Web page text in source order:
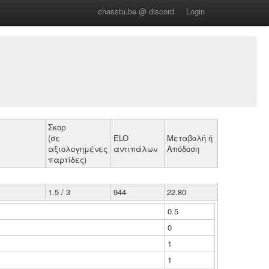
chesstu.be @ discord Login
Σκορ
(σε
αξιολογημένες
παρτίδες)
ELO
αντιπάλων
Μεταβολή ή
Απόδοση
1.5 / 3 944
22.80
0.5
0
1
1